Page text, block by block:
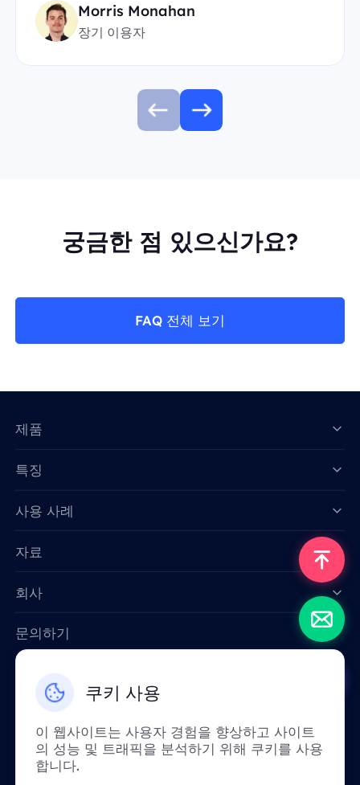
Morris Monahan
장기 이용자
궁금한 점 있으신가요?
FAQ 전체 보기
쿠키 사용
이 웹사이트는 사용자 경험을 향상하고 사이트
의 성능 및 트래픽을 분석하기 위해 쿠키를 사용
합니다.
제품
특징
사용 사례
자료
회사
문의하기
한국인